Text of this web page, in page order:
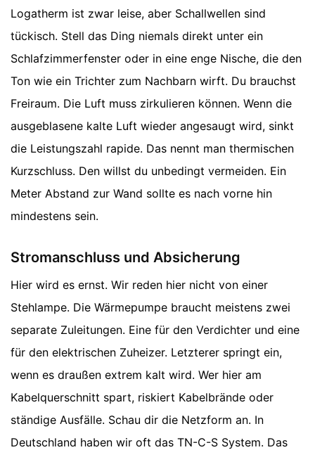
Logatherm ist zwar leise, aber Schallwellen sind
tückisch. Stell das Ding niemals direkt unter ein
Schlafzimmerfenster oder in eine enge Nische, die den
Ton wie ein Trichter zum Nachbarn wirft. Du brauchst
Freiraum. Die Luft muss zirkulieren können. Wenn die
ausgeblasene kalte Luft wieder angesaugt wird, sinkt
die Leistungszahl rapide. Das nennt man thermischen
Kurzschluss. Den willst du unbedingt vermeiden. Ein
Meter Abstand zur Wand sollte es nach vorne hin
mindestens sein.
Stromanschluss und Absicherung
Hier wird es ernst. Wir reden hier nicht von einer
Stehlampe. Die Wärmepumpe braucht meistens zwei
separate Zuleitungen. Eine für den Verdichter und eine
für den elektrischen Zuheizer. Letzterer springt ein,
wenn es draußen extrem kalt wird. Wer hier am
Kabelquerschnitt spart, riskiert Kabelbrände oder
ständige Ausfälle. Schau dir die Netzform an. In
Deutschland haben wir oft das TN-C-S System. Das